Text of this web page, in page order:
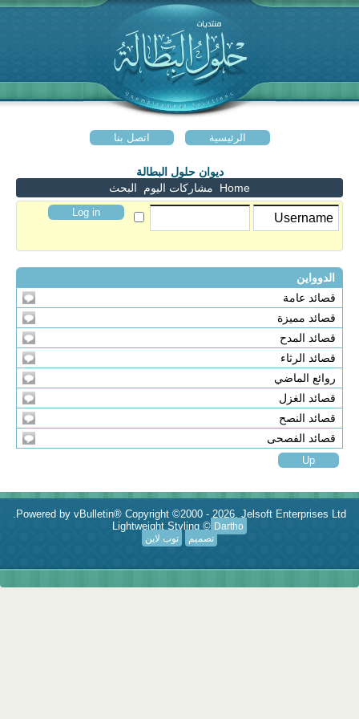
الرئيسية اتصل بنا
ديوان حلول البطالة
Home
مشاركات اليوم البحث
الدوواين
قصائد عامة
قصائد مميزة
قصائد المدح
قصائد الرثاء
روائع الماضي
قصائد الغزل
قصائد النصح
قصائد الفصحى
Up
Powered by vBulletin® Copyright ©2000 - 2026, Jelsoft Enterprises Ltd.
Lightweight Styling © Dartho
تصميم
توب لاين